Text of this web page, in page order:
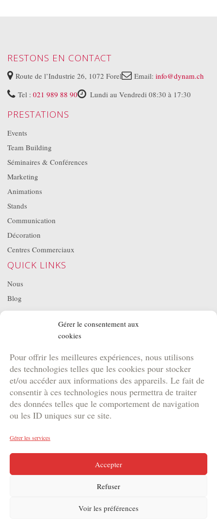
Gérer le consentement aux
cookies
Pour offrir les meilleures expériences, nous utilisons
des technologies telles que les cookies pour stocker
et/ou accéder aux informations des appareils. Le fait de
consentir à ces technologies nous permettra de traiter
des données telles que le comportement de navigation
ou les ID uniques sur ce site.
Gérer les services
Accepter
Refuser
Voir les préférences
RESTONS EN CONTACT
Route de l’Industrie 26, 1072 Forel Email: info@dynam.ch
Tel : 021 989 88 90 Lundi au Vendredi 08:30 à 17:30
PRESTATIONS
Events
Team Building
Séminaires & Conférences
Marketing
Animations
Stands
Communication
Décoration
Centres Commerciaux
QUICK LINKS
Nous
Blog
Projets
Location de matériel
Brochure Team Building
Brochure Outdoor
Brochure Agence
Brochure Kids
Copyright © 2024 DYNAM | Votre agence de marketing
événementiel en Suisse